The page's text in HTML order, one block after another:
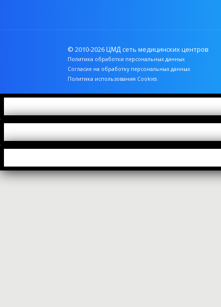
© 2010-2026 ЦМД сеть медицинских центров
Политика обработки персональных данных
Согласие на обработку персональных данных
Политика использования Cookies